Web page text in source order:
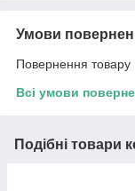
Умови
Повернення товару
Всі умови
Подібні товари